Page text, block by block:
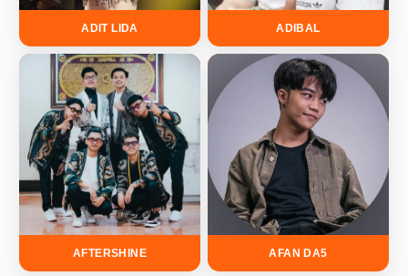
ADIT LIDA ADIBAL
AFTERSHINE AFAN DA5